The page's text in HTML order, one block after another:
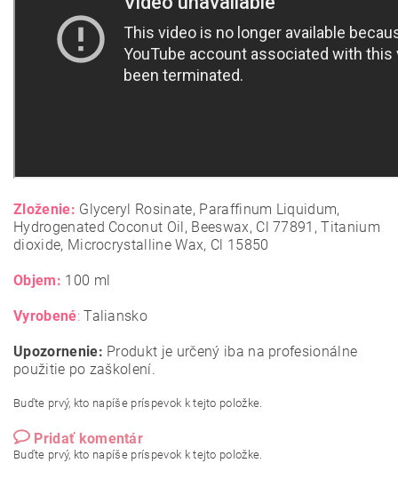
Zloženie: Glyceryl Rosinate, Paraffinum Liquidum,
Hydrogenated Coconut Oil, Beeswax, Cl 77891, Titanium
dioxide, Microcrystalline Wax, Cl 15850
Objem: 100 ml
Vyrobené:Taliansko
Upozornenie: Produkt je určený iba na profesionálne
použitie po zaškolení.
Buďte prvý, kto napíše príspevok k tejto položke.
Pridať komentár
Buďte prvý, kto napíše príspevok k tejto položke.